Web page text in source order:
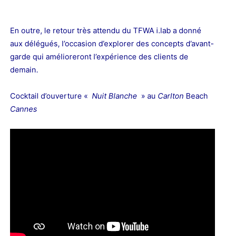
En outre, le retour très attendu du TFWA i.lab a donné
aux délégués, l’occasion d’explorer des concepts d’avant-
garde qui amélioreront l’expérience des clients de
demain.
Cocktail d’ouverture « Nuit Blanche » au Carlton Beach
Cannes